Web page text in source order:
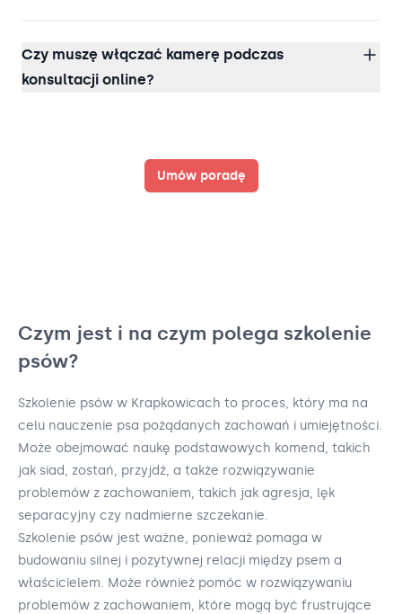
Czy muszę włączać kamerę podczas
konsultacji online?
Umów poradę
Czym jest i na czym polega szkolenie
psów?
Szkolenie psów w Krapkowicach to proces, który ma na
celu nauczenie psa pożądanych zachowań i umiejętności.
Może obejmować naukę podstawowych komend, takich
jak siad, zostań, przyjdź, a także rozwiązywanie
problemów z zachowaniem, takich jak agresja, lęk
separacyjny czy nadmierne szczekanie.
Szkolenie psów jest ważne, ponieważ pomaga w
budowaniu silnej i pozytywnej relacji między psem a
właścicielem. Może również pomóc w rozwiązywaniu
problemów z zachowaniem, które mogą być frustrujące